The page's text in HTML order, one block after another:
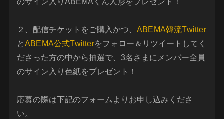
のサイン入りABEMAくん人形をプレゼント！
２、配信チケットをご購入かつ、 ABEMA韓流Twitter
とABEMA公式Twitterをフォロー＆リツイートしてく
ださった方の中から抽選で、3名さまにメンバー全員
のサイン入り色紙をプレゼント！
応募の際は下記のフォームよりお申し込みくださ
い。